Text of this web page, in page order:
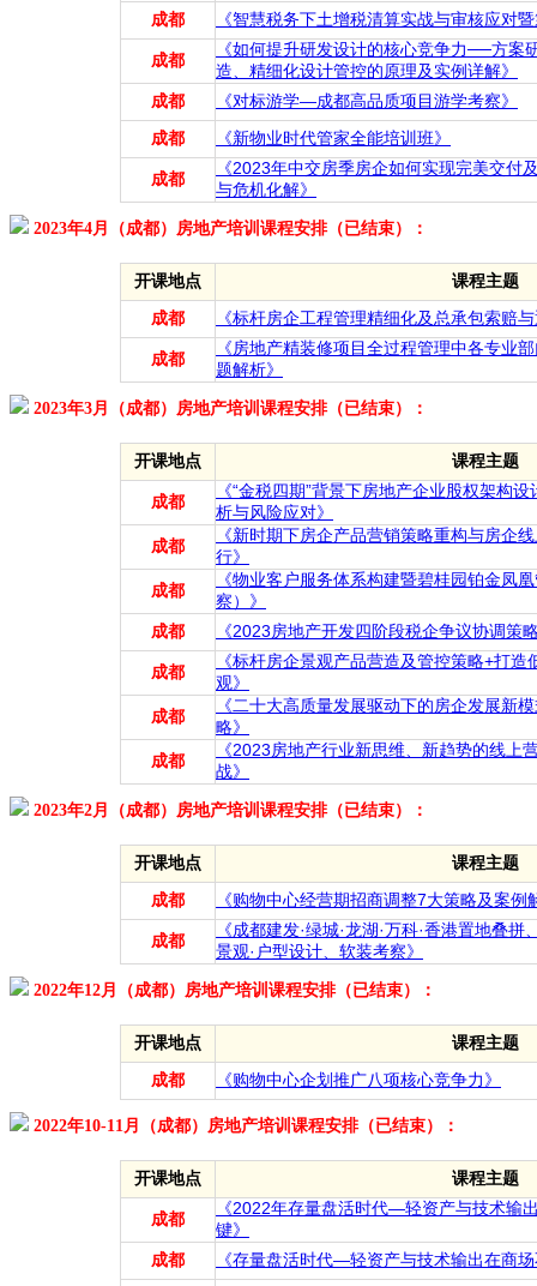
成都
《智慧税务下土增税清算实战与审核应对
成都
《如何提升研发设计的核心竞争力──方案
造、精细化设计管控的原理及实例详解》
成都
《对标游学—成都高品质项目游学考察》
成都
《新物业时代管家全能培训班》
成都
《2023年中交房季房企如何实现完美交付
与危机化解》
2023年4月（成都）房地产培训课程安排（已结束）：
开课地点 课程主题
成都 《标杆房企工程管理精细化及总承包索赔
成都
《房地产精装修项目全过程管理中各专业
题解析》
2023年3月（成都）房地产培训课程安排（已结束）：
开课地点 课程主题
成都
《“金税四期”背景下房地产企业股权架构
析与风险应对》
成都
《新时期下房企产品营销策略重构与房企
行》
成都
《物业客户服务体系构建暨碧桂园铂金凤
察）》
成都
《2023房地产开发四阶段税企争议协调策
成都
《标杆房企景观产品营造及管控策略+打
观》
成都
《二十大高质量发展驱动下的房企发展新
略》
成都
《2023房地产行业新思维、新趋势的线上
战》
2023年2月（成都）房地产培训课程安排（已结束）：
开课地点 课程主题
成都 《购物中心经营期招商调整7大策略及案例
成都
《成都建发·绿城·龙湖·万科·香港置地叠
景观·户型设计、软装考察》
2022年12月（成都）房地产培训课程安排（已结束）：
开课地点 课程主题
成都 《购物中心企划推广八项核心竞争力》
2022年10-11月（成都）房地产培训课程安排（已结束）：
开课地点 课程主题
成都
《2022年存量盘活时代—轻资产与技术输
键》
成都
《存量盘活时代—轻资产与技术输出在商